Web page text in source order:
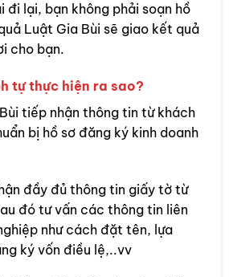
đi lại, bạn không phải soạn hồ
Luật Gia Bùi sẽ giao kết quả
cho bạn.
tự thực hiện ra sao?
tiếp nhận thông tin từ khách
bị hồ sơ đăng ký kinh doanh
đầy đủ thông tin giấy tờ từ
đó tư vấn các thông tin liên
như cách đặt tên, lựa
ký vốn điều lệ,..vv